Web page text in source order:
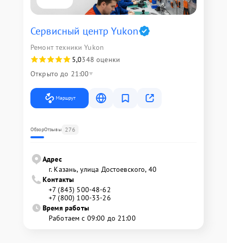
Сервисный центр Yukon
Ремонт техники Yukon
5,0348 оценки
Открыто до 21:00
Маршрут
ОбзорОтзывы 276
Адрес
г. Казань, улица Достоевского, 40
Контакты
+7 (843) 500-48-62
+7 (800) 100-33-26
Время работы
Работаем с 09:00 до 21:00